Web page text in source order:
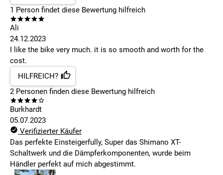
1 Person findet diese Bewertung hilfreich
Ali
24.12.2023
I like the bike very much. it is so smooth and worth for the
cost.
HILFREICH?
2 Personen finden diese Bewertung hilfreich
Burkhardt
05.07.2023
Verifizierter Käufer
Das perfekte Einsteigerfully, Super das Shimano XT-
Schaltwerk und die Dämpferkomponenten, wurde beim
Händler perfekt auf mich abgestimmt.